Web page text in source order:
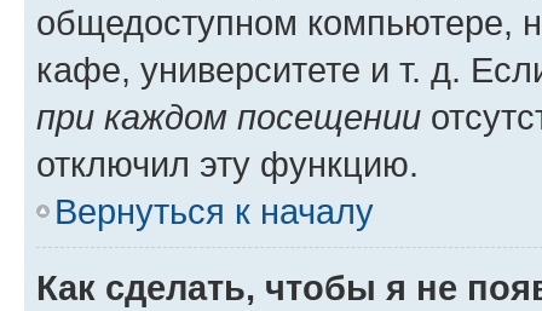
общедоступном компьютере,
кафе, университете и т. д.
при каждом посещении
отключил эту функцию.
Вернуться к началу
Как сделать, чтобы я не